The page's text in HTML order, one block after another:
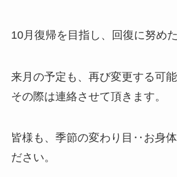
10月復帰を目指し、回復に努め
来月の予定も、再び変更する可
その際は連絡させて頂きます。
皆様も、季節の変わり目‥お身
ださい。